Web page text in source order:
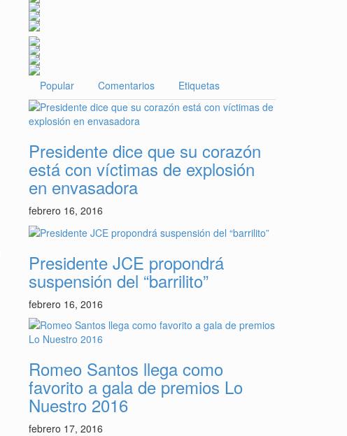
Popular Comentarios Etiquetas
Presidente dice que su corazón
está con víctimas de explosión
en envasadora
febrero 16, 2016
Presidente JCE propondrá
suspensión del “barrilito”
febrero 16, 2016
Romeo Santos llega como
favorito a gala de premios Lo
Nuestro 2016
febrero 17, 2016